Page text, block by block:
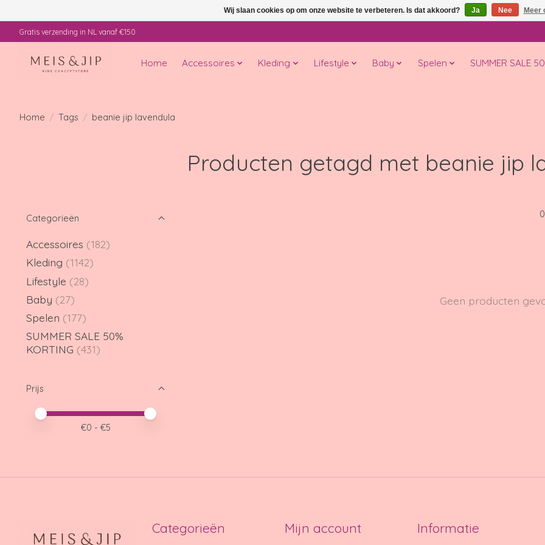
Gratis verzending in NL vanaf €150
Home Accessoires Kleding Lifestyle Baby Spelen SUMMER SALE
Home / Tags / beanie jip lavendula
Producten getagd met beanie jip
Categorieën
Accessoires (182)
Kleding (1142)
Lifestyle (28)
Baby (27)
Spelen (177)
SUMMER SALE 50%
KORTING (431)
Prijs
Minimale prijswaarde
Price maximum value
€0 - €5
Geen producten
Categorieën Mijn account Informatie
Wij slaan cookies op om onze website te verbeteren. Is dat akkoord? Ja Nee Meer